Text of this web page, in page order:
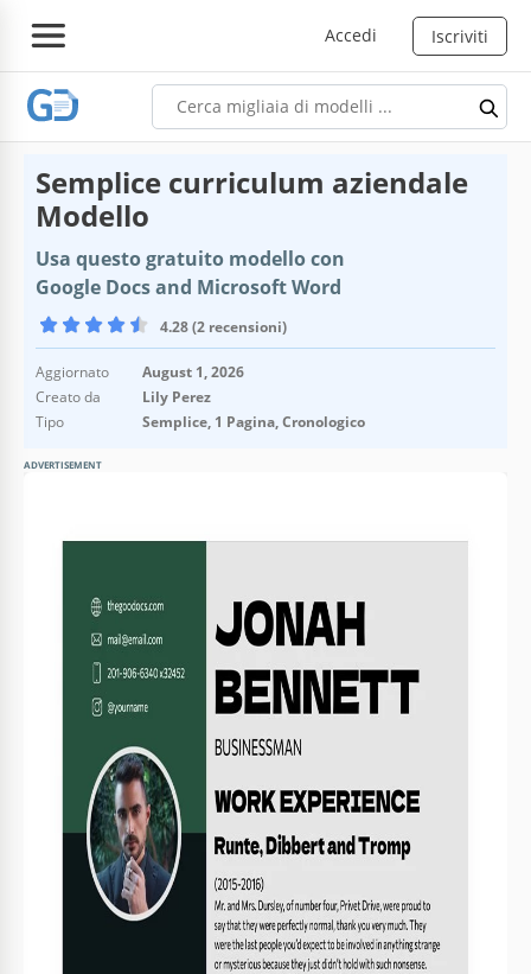
Accedi Iscriviti
Semplice curriculum aziendale
Modello
Usa questo gratuito modello con
Google Docs and Microsoft Word
4.28 (2 recensioni)
Aggiornato
August 1, 2026
Creato da
Lily Perez
Tipo
Semplice, 1 Pagina, Cronologico
ADVERTISEMENT